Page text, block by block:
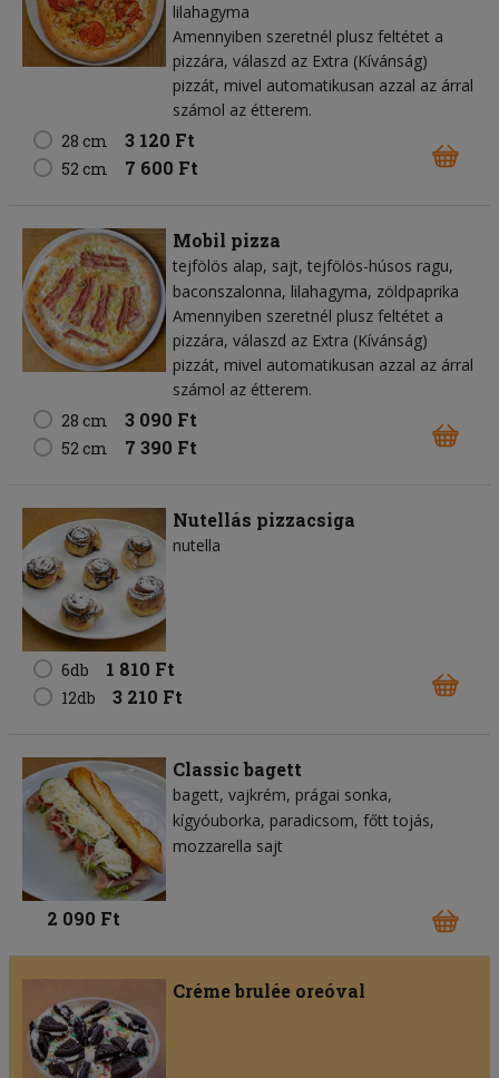
lilahagyma
Amennyiben szeretnél plusz feltétet a
pizzára, válaszd az Extra (Kívánság)
pizzát, mivel automatikusan azzal az árral
számol az étterem.
28 cm
3 120 Ft
52 cm 7 600 Ft
Mobil pizza
tejfölös alap sajt tejfölös-húsos ragu
baconszalonna lilahagyma zöldpaprika
Amennyiben szeretnél plusz feltétet a
pizzára, válaszd az Extra (Kívánság)
pizzát, mivel automatikusan azzal az árral
számol az étterem.
28 cm
3 090 Ft
52 cm 7 390 Ft
Nutellás pizzacsiga
nutella
6db 1 810 Ft
12db 3 210 Ft
Classic bagett
bagett vajkrém prágai sonka
kígyóuborka paradicsom főtt tojás
mozzarella sajt
2 090 Ft
Créme brulée oreóval